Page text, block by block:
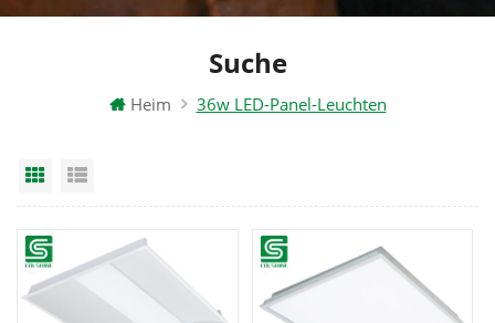
Suche
Heim 36w LED-Panel-Leuchten
Grid View